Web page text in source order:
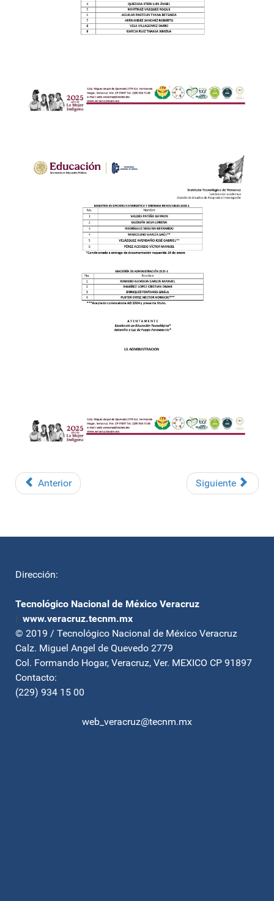
Anterior Siguiente
Dirección:
Tecnológico Nacional de México Veracruz
| www.veracruz.tecnm.mx
© 2019 / Tecnológico Nacional de México Veracruz
Calz. Miguel Angel de Quevedo 2779
Col. Formando Hogar, Veracruz, Ver. MEXICO CP 91897
Contacto:
(229) 934 15 00
web_veracruz@tecnm.mx